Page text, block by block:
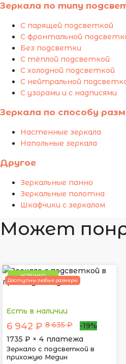
Зеркала по типу
С парящей подсветкой
С фронтальной
Без подсветки
С тёплой подсветкой
С холодной подсветкой
С нейтральной
С узорами и с надписями
Зеркала по способу
Настенные зеркала
Напольные зеркала
Другое
Зеркальные панно
Зеркальные полотна
Шкафчики с зеркалом
Может
НОВИНКА
Доступны любые размеры
Есть в наличии
6 942 ₽ 8 635 ₽
-19%
1735 ₽ × 4 платежа
Зеркало с подсветкой в
прихожую Медин